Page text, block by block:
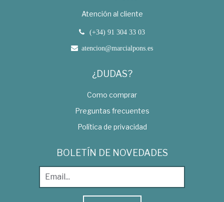
Atención al cliente
(+34) 91 304 33 03
atencion@marcialpons.es
¿DUDAS?
Como comprar
Preguntas frecuentes
Política de privacidad
BOLETÍN DE NOVEDADES